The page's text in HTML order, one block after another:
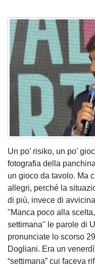
Un po’ risiko, un po’
fotografia della
un gioco da tavolo. Ma
allegri, perché la
di più, invece di
"Manca poco alla
settimana" le parole di
pronunciate lo scorso
Dogliani. Era un
“settimana” cui faceva